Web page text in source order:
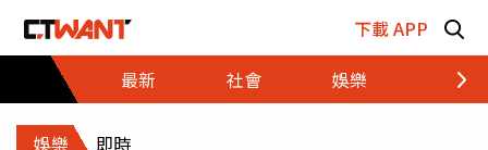
下載 APP
最新
社會 娛樂 財經
娛樂 即時